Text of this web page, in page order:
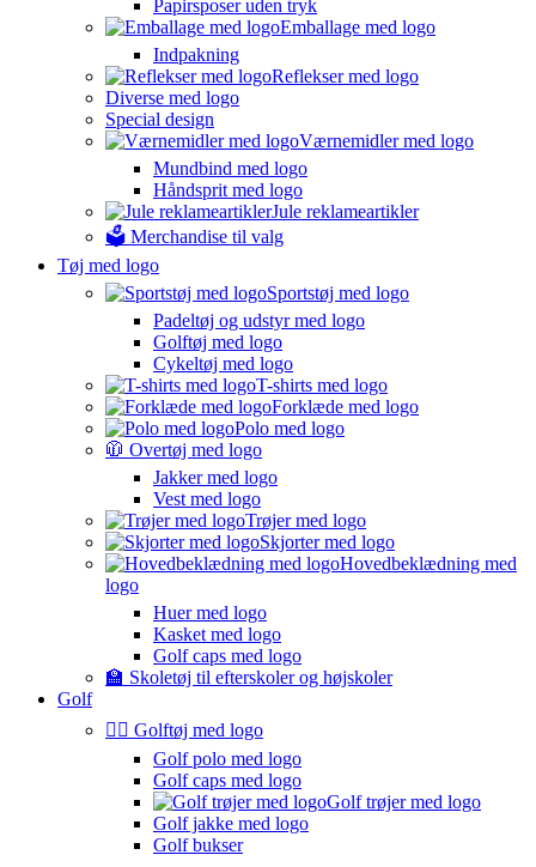
Papirsposer uden tryk
Emballage med logo
Indpakning
Reflekser med logo
Diverse med logo
Special design
Værnemidler med logo
Mundbind med logo
Håndsprit med logo
Jule reklameartikler
🗳️ Merchandise til valg
Tøj med logo
Sportstøj med logo
Padeltøj og udstyr med logo
Golftøj med logo
Cykeltøj med logo
T-shirts med logo
Forklæde med logo
Polo med logo
🧥 Overtøj med logo
Jakker med logo
Vest med logo
Trøjer med logo
Skjorter med logo
Hovedbeklædning med
logo
Huer med logo
Kasket med logo
Golf caps med logo
🏫 Skoletøj til efterskoler og højskoler
Golf
🏌️‍♂️ Golftøj med logo
Golf polo med logo
Golf caps med logo
Golf trøjer med logo
Golf jakke med logo
Golf bukser